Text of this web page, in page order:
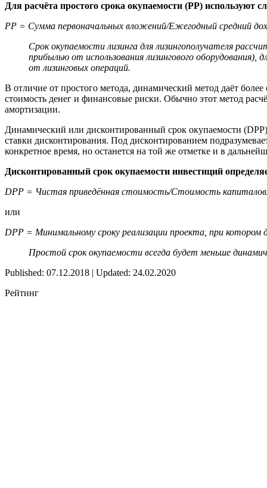
Для расчёта простого срока окупаемости (PP) используют
PP = Сумма первоначальных вложений/Ежегодный средний
Срок окупаемости лизинга для лизингополучателя
прибылью от использования лизингового
от лизинговых операций.
В отличие от простого метода, динамический метод даёт
стоимость денег и финансовые риски. Обычно этот метод
амортизации.
Динамический или дисконтированный срок окупаемости
ставки дисконтирования. Под дисконтированием
конкретное время, но останется на той же отметке и в
Дисконтированный срок окупаемости инвестиций
DPP = Чистая приведённая стоимость/Стоимость
или
DPP = Минимальному сроку реализации проекта, при
Простой срок окупаемости всегда будет меньше
Published: 07.12.2018 | Updated: 24.02.2020
Рейтинг